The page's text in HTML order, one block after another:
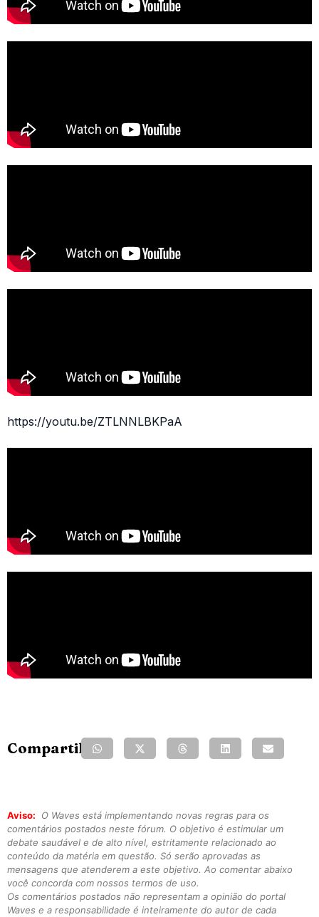
https://youtu.be/ZTLNNLBKPaA
Compartilhe:
Aviso:
O Waves está implementando novas regras para os
comentários postados neste fórum. O objetivo é estimular um
debate saudável e de alto nível, estritamente relacionado ao
conteúdo da matéria em questão. Só serão aprovadas as
mensagens que atenderem a este objetivo. Ao comentar abaixo
você concorda com nossos termos de uso.
Os comentários postados não representam a opinião do portal
Waves e a responsabilidade é inteiramente do autor de cada